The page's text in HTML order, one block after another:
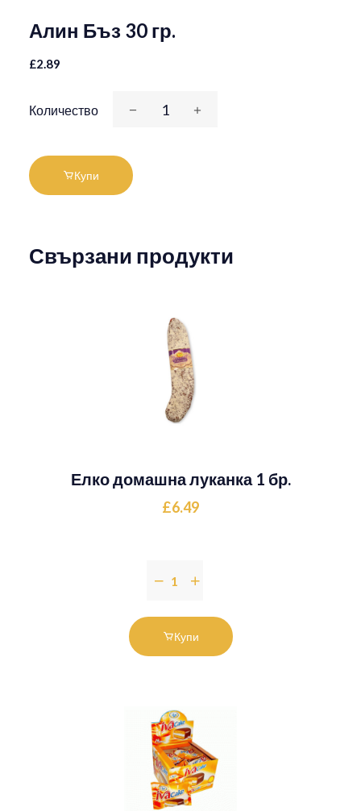
Алин Бъз 30 гр.
£2.89
Количество
Купи
Свързани продукти
Елко домашна луканка 1 бр.
£6.49
Купи